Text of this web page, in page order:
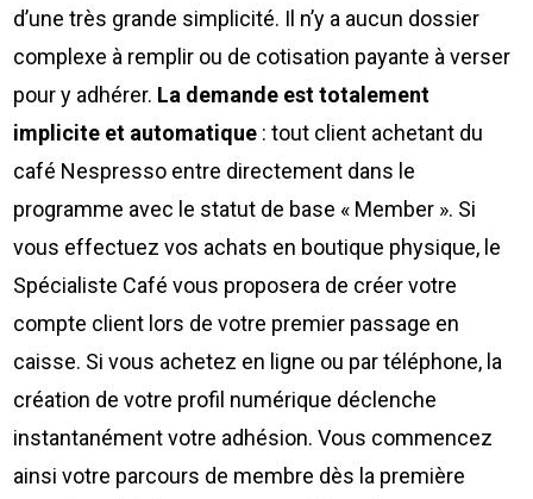
d’une très grande simplicité. Il n’y a aucun dossier
complexe à remplir ou de cotisation payante à verser
pour y adhérer. La demande est totalement
implicite et automatique : tout client achetant du
café Nespresso entre directement dans le
programme avec le statut de base « Member ». Si
vous effectuez vos achats en boutique physique, le
Spécialiste Café vous proposera de créer votre
compte client lors de votre premier passage en
caisse. Si vous achetez en ligne ou par téléphone, la
création de votre profil numérique déclenche
instantanément votre adhésion. Vous commencez
ainsi votre parcours de membre dès la première